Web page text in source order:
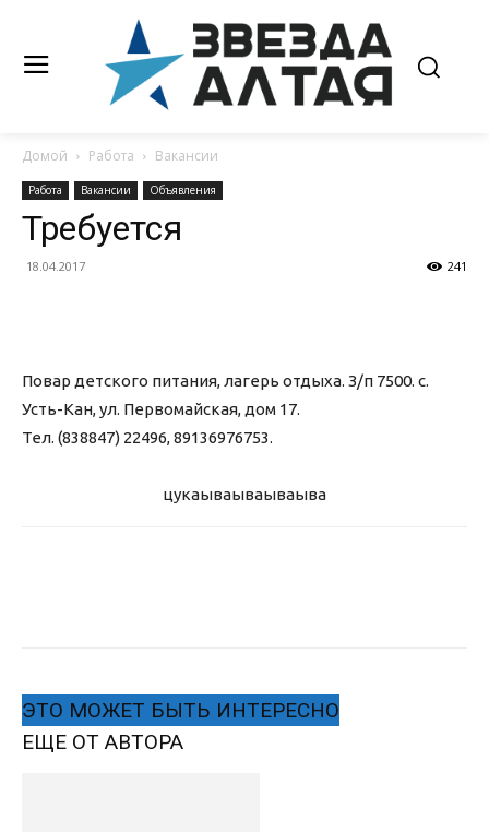
Домой Работа Вакансии
Работа Вакансии Объявления
Требуется
18.04.2017 241
Повар детского питания, лагерь отдыха. З/п 7500. с.
Усть-Кан, ул. Первомайская, дом 17.
Тел. (838847) 22496, 89136976753.
цукаываываываыва
ЭТО МОЖЕТ БЫТЬ ИНТЕРЕСНО
ЕЩЕ ОТ АВТОРА